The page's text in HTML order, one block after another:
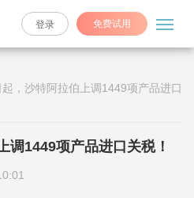
免费试用
登录
起，沙特阿拉伯上调1449项产品进口
调1449项产品进口关税！